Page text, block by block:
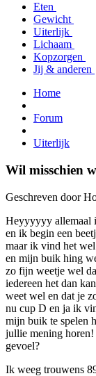
Eten
Gewicht
Uiterlijk
Lichaam
Kopzorgen
Jij & anderen
Home
Forum
Uiterlijk
Wil misschien
Geschreven door
Heyyyyyy allemaal
en ik begin een
maar ik vind het
en mijn buik hing
zo fijn weetje wel
iedereen het dan
weet wel en dat je
nu cup D en ja ik
mijn buik te spelen
jullie mening horen!
gevoel?
Ik weeg trouwens